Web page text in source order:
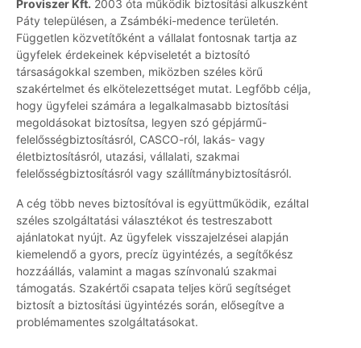
Proviszer Kft. 2003 óta működik biztosítási alkuszként
Páty településen, a Zsámbéki-medence területén.
Független közvetítőként a vállalat fontosnak tartja az
ügyfelek érdekeinek képviseletét a biztosító
társaságokkal szemben, miközben széles körű
szakértelmet és elkötelezettséget mutat. Legfőbb célja,
hogy ügyfelei számára a legalkalmasabb biztosítási
megoldásokat biztosítsa, legyen szó gépjármű-
felelősségbiztosításról, CASCO-ról, lakás- vagy
életbiztosításról, utazási, vállalati, szakmai
felelősségbiztosításról vagy szállítmánybiztosításról.
A cég több neves biztosítóval is együttműködik, ezáltal
széles szolgáltatási választékot és testreszabott
ajánlatokat nyújt. Az ügyfelek visszajelzései alapján
kiemelendő a gyors, precíz ügyintézés, a segítőkész
hozzáállás, valamint a magas színvonalú szakmai
támogatás. Szakértői csapata teljes körű segítséget
biztosít a biztosítási ügyintézés során, elősegítve a
problémamentes szolgáltatásokat.